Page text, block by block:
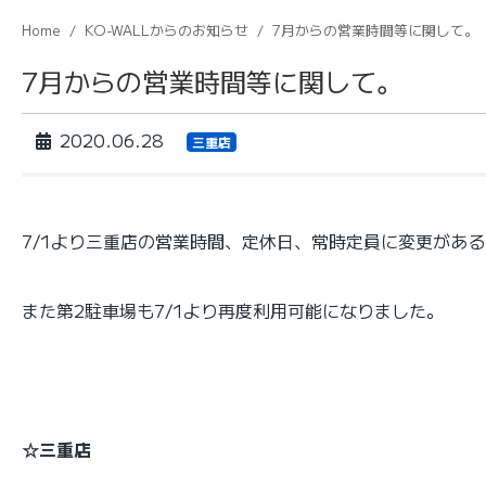
Home KO-WALLからのお知らせ 7月からの営業時間等に関して。
7月からの営業時間等に関して。
2020.06.28 三重店
7/1より三重店の営業時間、定休日、常時定員に変更がある
また第2駐車場も7/1より再度利用可能になりました。
☆三重店